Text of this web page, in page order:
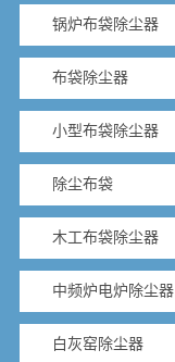
锅炉布袋除尘器
布袋除尘器
小型布袋除尘器
除尘布袋
木工布袋除尘器
中频炉电炉除尘器
白灰窑除尘器